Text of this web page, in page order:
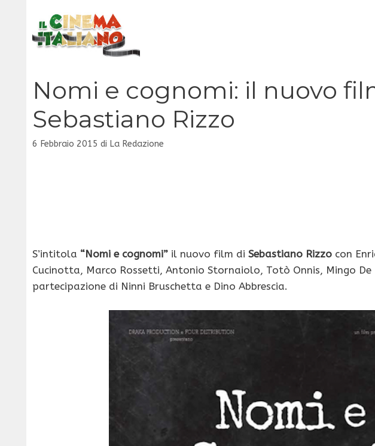
contenuto
Nomi e cognomi: il nuovo
Sebastiano Rizzo
6 Febbraio 2015 di La Redazione
S’intitola “Nomi e cognomi” il nuovo film di Sebastiano Rizzo con
Cucinotta, Marco Rossetti, Antonio Stornaiolo, Totò Onnis, Mingo
partecipazione di Ninni Bruschetta e Dino Abbrescia.